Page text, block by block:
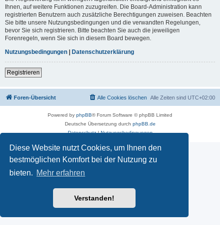
Diese Website nutzt Cookies, um Ihnen den
bestmöglichen Komfort bei der Nutzung zu
bieten. Mehr erfahren
Verstanden!
Ihnen, auf weitere Funktionen zuzugreifen. Die Board-Administration kann
registrierten Benutzern auch zusätzliche Berechtigungen zuweisen. Beachten
Sie bitte unsere Nutzungsbedingungen und die verwandten Regelungen,
bevor Sie sich registrieren. Bitte beachten Sie auch die jeweiligen
Forenregeln, wenn Sie sich in diesem Board bewegen.
Nutzungsbedingungen | Datenschutzerklärung
Registrieren
Foren-Übersicht Alle Zeiten sind UTC+02:00
Alle Cookies löschen
Powered by phpBB® Forum Software © phpBB Limited
Deutsche Übersetzung durch phpBB.de
Datenschutz|Nutzungsbedingungen